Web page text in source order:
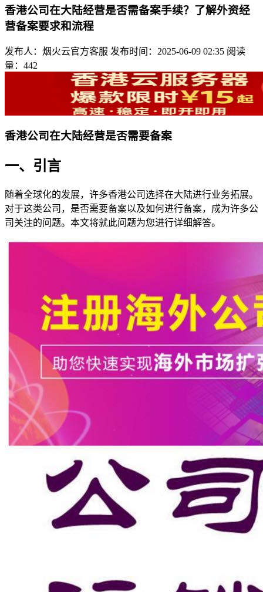
香港公司在大陆经营是否需备案手续？了解外资经
营备案要求和流程
发布人：烟火云官方客服 发布时间：2025-06-09 02:35 阅读
量：442
香港公司在大陆经营是否需要备案
一、引言
随着全球化的发展，许多香港公司选择在大陆进行业务拓展。
对于这类公司，是否需要备案以及如何进行备案，成为许多公
司关注的问题。本文将就此问题为您进行详细解答。